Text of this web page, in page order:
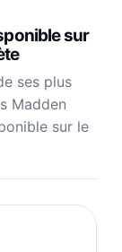
sur
ses plus
Madden
sur le